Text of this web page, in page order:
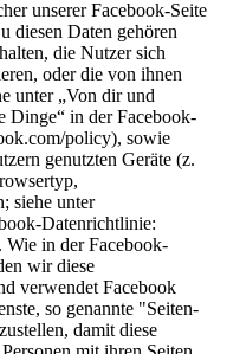
unserer Facebook-Seite
diesen Daten gehören
die Nutzer sich
oder die von ihnen
unter „Von dir und
Dinge“ in der Facebook-
policy), sowie
genutzten Geräte (z.
siehe unter
Datenrichtlinie:
in der Facebook-
wir diese
verwendet Facebook
so genannte "Seiten-
damit diese